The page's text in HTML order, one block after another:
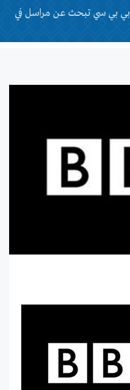
بي بي سي تبحث عن مراسل في